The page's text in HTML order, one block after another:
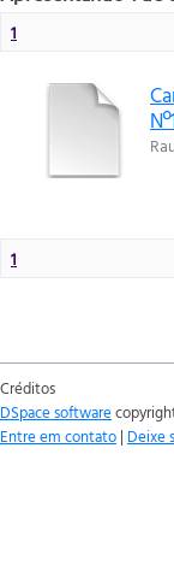
1
1
Créditos
DSpace software
Entre em contato | Deixe